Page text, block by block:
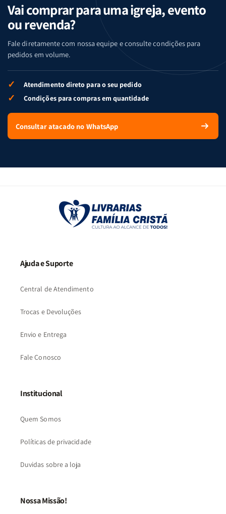
Vai comprar para uma igreja, evento
ou revenda?
Fale diretamente com nossa equipe e consulte condições para
pedidos em volume.
✓ Atendimento direto para o seu pedido
✓ Condições para compras em quantidade
Consultar atacado no WhatsApp
Ajuda e Suporte
Central de Atendimento
Trocas e Devoluções
Envio e Entrega
Fale Conosco
Institucional
Quem Somos
Políticas de privacidade
Duvidas sobre a loja
Nossa Missão!